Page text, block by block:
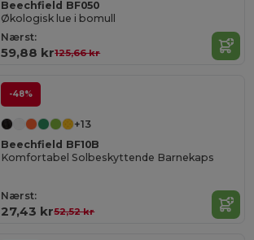
Beechfield BF050
Økologisk lue i bomull
Nærst:
59,88 kr125,66 kr
-48%
+13
Beechfield BF10B
Komfortabel Solbeskyttende Barnekaps
Nærst:
27,43 kr52,52 kr